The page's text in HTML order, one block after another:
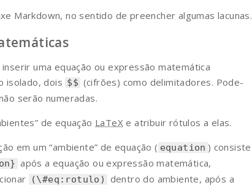
Markdown, no sentido de preencher algumas lacunas.
uma equação ou expressão matemática
isolado, dois $$ (cifrões) como delimitadores. Pode-
serão numeradas.
de equação LaTeX e atribuir rótulos a elas.
em um “ambiente” de equação ( equation ) consiste
após a equação ou expressão matemática,
(\#eq:rotulo)
dentro do ambiente, após a